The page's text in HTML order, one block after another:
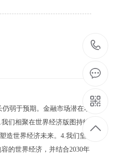
弱于预期。金融市场潜在动
们相聚在世界经济版图持续
造世界经济未来。4.我们坚
的世界经济，并结合2030年